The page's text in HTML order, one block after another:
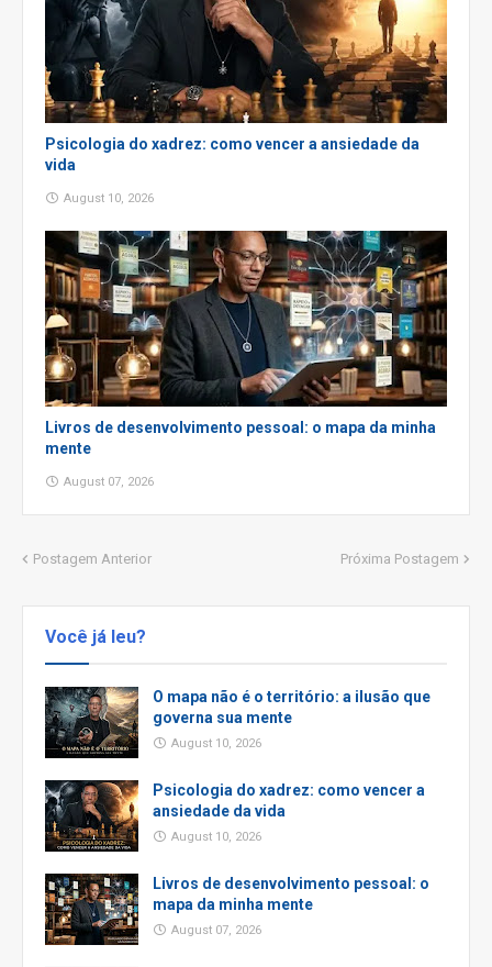
Psicologia do xadrez: como vencer a ansiedade da
vida
August 10, 2026
Livros de desenvolvimento pessoal: o mapa da minha
mente
August 07, 2026
Postagem Anterior Próxima Postagem
Você já leu?
O mapa não é o território: a ilusão que
governa sua mente
August 10, 2026
Psicologia do xadrez: como vencer a
ansiedade da vida
August 10, 2026
Livros de desenvolvimento pessoal: o
mapa da minha mente
August 07, 2026